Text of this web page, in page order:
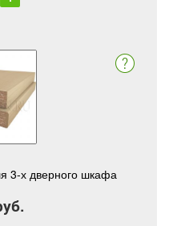
3-х дверного шкафа